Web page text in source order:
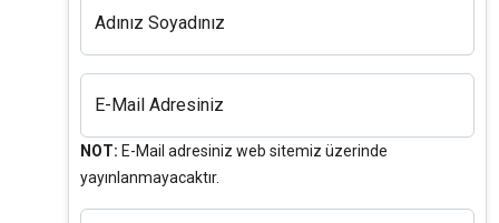
Adınız Soyadınız
E-Mail Adresiniz
NOT: E-Mail adresiniz web sitemiz üzerinde
yayınlanmayacaktır.